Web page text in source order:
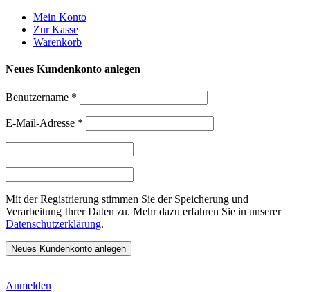
Weiter
zum
Inhalt
Mein Konto
Zur Kasse
Warenkorb
Neues Kundenkonto anlegen
Benutzername *
E-Mail-Adresse *
Mit der Registrierung stimmen Sie der Speicherung und
Verarbeitung Ihrer Daten zu. Mehr dazu erfahren Sie in unserer
Datenschutzerklärung.
Anmelden